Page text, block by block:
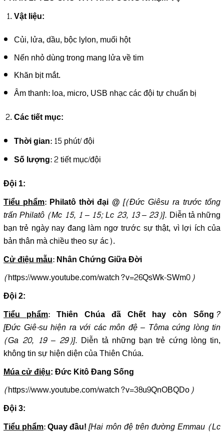
Vật liệu:
Củi, lửa, dầu, bộc lylon, muối hột
Nến nhỏ dùng trong mang lửa về tim
Khăn bịt mắt.
Âm thanh: loa, micro, USB nhạc các đội tự chuẩn bị
Các tiết mục:
Thời gian: 15 phút/ đội
Số lượng: 2 tiết mục/đội
Đội 1:
Tiểu phẩm: Philatô thời đại @ [(Đức Giêsu ra trước tổng
trấn Philatô (Mc 15, 1 – 15; Lc 23, 13 – 23)]. Diễn tả những
bạn trẻ ngày nay đang làm ngơ trước sự thật, vì lợi ích của
bản thân mà chiều theo sự ác).
Cử điệu mẫu: Nhân Chứng Giữa Đời
(https://www.youtube.com/watch?v=26QsWk-SWm0)
Đội 2:
Tiểu phẩm: Thiên Chúa đã Chết hay còn Sống ?
[Đức Giê-su hiện ra với các môn đệ – Tôma cứng lòng tin
(Ga 20, 19 – 29)]. Diễn tả những bạn trẻ cứng lòng tin,
không tin sự hiện diện của Thiên Chúa.
Múa cử điệu: Đức Kitô Đang Sống
(https://www.youtube.com/watch?v=38u9QnOBQDo)
Đội 3:
Tiểu phẩm:Quay đầu! [Hai môn đệ trên đường Emmau (Lc